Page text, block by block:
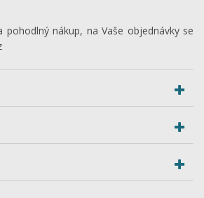
pohodlný nákup, na Vaše objednávky se